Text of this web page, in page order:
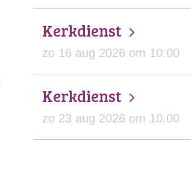
Kerkdienst
zo 16 aug 2026 om 10:00
Kerkdienst
zo 23 aug 2026 om 10:00